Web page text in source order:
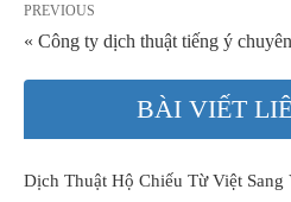
PREVIOUS
« Công ty dịch thuật tiếng ý
BÀI VIẾT
Dịch Thuật Hộ Chiếu Từ Việt Sang